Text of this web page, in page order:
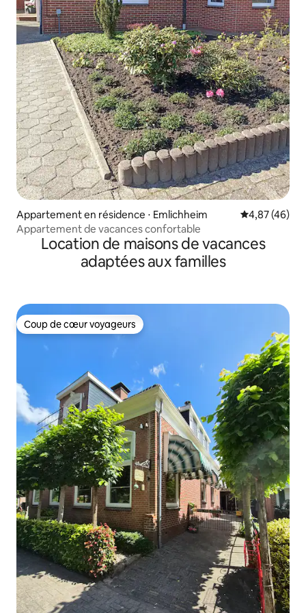
Appartement en résidence ⋅ Emlichheim Évaluation
4,87 (46)
Appartement de vacances confortable
Location de maisons de vacances
adaptées aux familles
Coup de cœur voyageurs
Coup de cœur voyageurs